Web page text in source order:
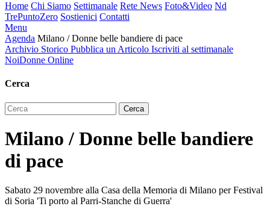
Home Chi Siamo Settimanale Rete News Foto&Video Nd
TrePuntoZero Sostienici Contatti
Menu
Agenda Milano / Donne belle bandiere di pace
Archivio Storico Pubblica un Articolo Iscriviti al settimanale
NoiDonne Online
Cerca
Milano / Donne belle bandiere
di pace
Sabato 29 novembre alla Casa della Memoria di Milano per Festival
di Soria 'Ti porto al Parri-Stanche di Guerra'